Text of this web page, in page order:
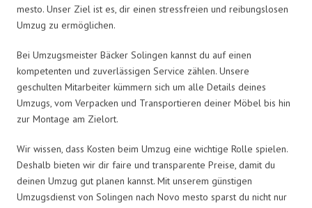
mesto. Unser Ziel ist es, dir einen stressfreien und reibungslosen
Umzug zu ermöglichen.
Bei Umzugsmeister Bäcker Solingen kannst du auf einen
kompetenten und zuverlässigen Service zählen. Unsere
geschulten Mitarbeiter kümmern sich um alle Details deines
Umzugs, vom Verpacken und Transportieren deiner Möbel bis hin
zur Montage am Zielort.
Wir wissen, dass Kosten beim Umzug eine wichtige Rolle spielen.
Deshalb bieten wir dir faire und transparente Preise, damit du
deinen Umzug gut planen kannst. Mit unserem günstigen
Umzugsdienst von Solingen nach Novo mesto sparst du nicht nur